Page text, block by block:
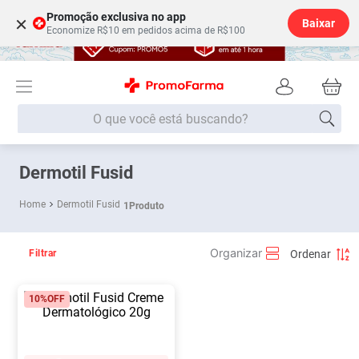
× Promoção exclusiva no app
Economize R$10 em pedidos acima de R$100
Baixar
O que você está buscando?
Dermotil Fusid
Dermotil Fusid 1Produto
Filtrar
10%OFF
Termos mais buscados
1 º Fralda
3º
5º Fralda G